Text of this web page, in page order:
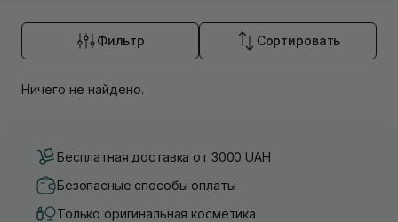
Фильтр Сортировать
Ничего не найдено.
Бесплатная доставка от 3000 UAH
Безопасные способы оплаты
Только оригинальная косметика